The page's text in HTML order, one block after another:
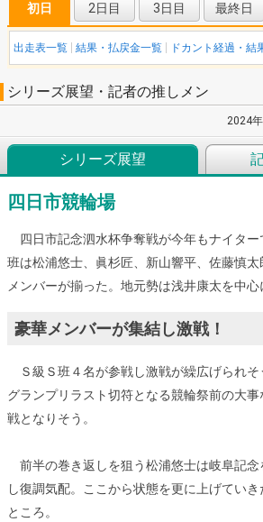
初日
出走表一覧 結果・払戻金一覧 ドカント経過・結
2日目 3日目 最終日
シリーズ展望・記者の推しメン
2024
シリーズ展望
四日市競輪場
四日市記念泗水杯争奪戦が今年もナイター
班は松浦悠士、眞杉匠、新山響平、佐藤慎
メンバーが揃った。地元勢は浅井康太を中心
豪華メンバーが集結し激戦！
Ｓ級Ｓ班４名が参戦し激戦が繰広げられそ
グランプリラスト切符となる競輪祭前の大事
戦となりそう。
前半の巻き返しを狙う松浦悠士は岐阜記念
し復調気配。ここから状態を更に上げていき
ところ。